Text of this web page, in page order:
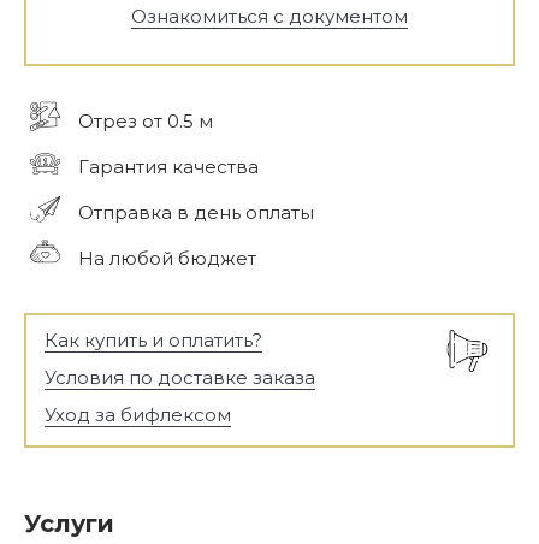
Ознакомиться с документом
Отрез от 0.5 м
Гарантия качества
Отправка в день оплаты
На любой бюджет
Как купить и оплатить?
Условия по доставке заказа
Уход за бифлексом
Услуги